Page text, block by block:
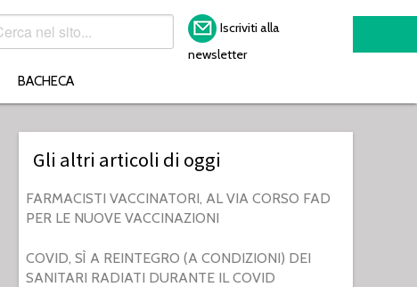
Iscriviti alla
newsletter
BACHECA
Gli altri articoli di oggi
FARMACISTI VACCINATORI, AL VIA CORSO FAD
PER LE NUOVE VACCINAZIONI
COVID, SÌ A REINTEGRO (A CONDIZIONI) DEI
SANITARI RADIATI DURANTE IL COVID